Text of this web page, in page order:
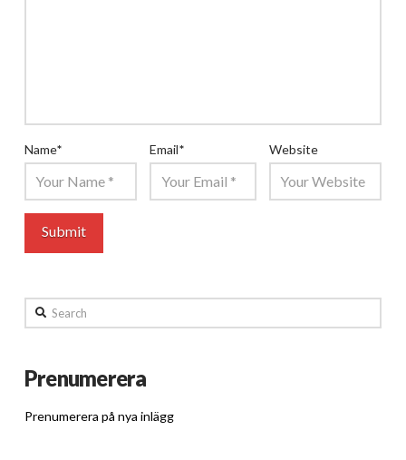
Name* Email* Website
Search
Prenumerera
Prenumerera på nya inlägg